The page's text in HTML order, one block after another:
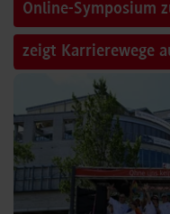
Online-Symposium
zeigt Karrierewege